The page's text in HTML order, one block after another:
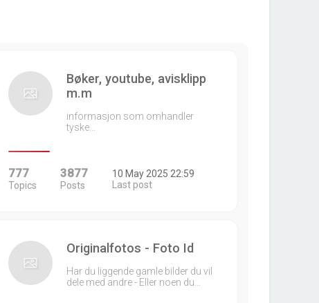
Bøker, youtube, avisklipp
m.m
informasjon som omhandler
tyske…
777
Topics
3877
Posts
10 May 2025 22:59
Last post
Originalfotos - Foto Id
Har du liggende gamle bilder du vil
dele med andre - Eller noen du…